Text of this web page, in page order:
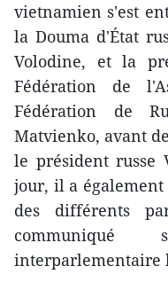
vietnamien s'est
la Douma d'État
Volodine, et la
Fédération de
Fédération de
Matvienko, avant
le président russe
jour, il a également
des différents
interparlementaire